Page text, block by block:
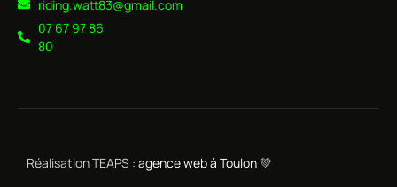
riding.watt83@gmail.com
07 67 97 86
80
Réalisation TEAPS : agence web à Toulon💚